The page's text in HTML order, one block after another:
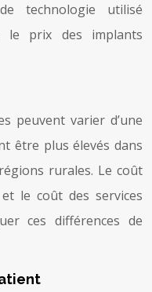
technologie utilisé
le prix des implants
peuvent varier d’une
être plus élevés dans
rurales. Le coût
le coût des services
ces différences de